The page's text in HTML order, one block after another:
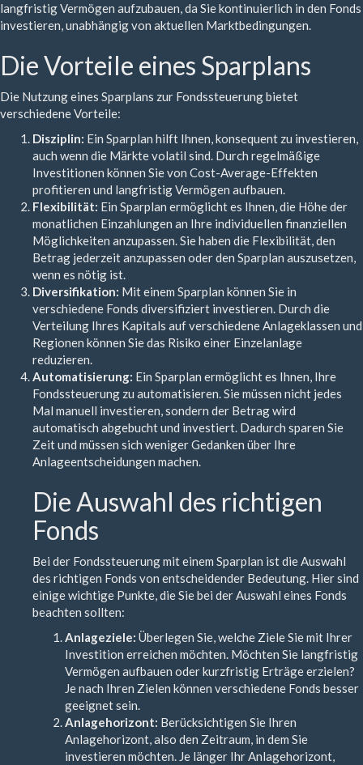
langfristig Vermögen aufzubauen, da Sie kontinuierlich in den Fonds
investieren, unabhängig von aktuellen Marktbedingungen.
Die Vorteile eines Sparplans
Die Nutzung eines Sparplans zur Fondssteuerung bietet
verschiedene Vorteile:
Disziplin: Ein Sparplan hilft Ihnen, konsequent zu investieren,
auch wenn die Märkte volatil sind. Durch regelmäßige
Investitionen können Sie von Cost-Average-Effekten
profitieren und langfristig Vermögen aufbauen.
Flexibilität: Ein Sparplan ermöglicht es Ihnen, die Höhe der
monatlichen Einzahlungen an Ihre individuellen finanziellen
Möglichkeiten anzupassen. Sie haben die Flexibilität, den
Betrag jederzeit anzupassen oder den Sparplan auszusetzen,
wenn es nötig ist.
Diversifikation: Mit einem Sparplan können Sie in
verschiedene Fonds diversifiziert investieren. Durch die
Verteilung Ihres Kapitals auf verschiedene Anlageklassen und
Regionen können Sie das Risiko einer Einzelanlage
reduzieren.
Automatisierung: Ein Sparplan ermöglicht es Ihnen, Ihre
Fondssteuerung zu automatisieren. Sie müssen nicht jedes
Mal manuell investieren, sondern der Betrag wird
automatisch abgebucht und investiert. Dadurch sparen Sie
Zeit und müssen sich weniger Gedanken über Ihre
Anlageentscheidungen machen.
Die Auswahl des richtigen
Fonds
Bei der Fondssteuerung mit einem Sparplan ist die Auswahl
des richtigen Fonds von entscheidender Bedeutung. Hier sind
einige wichtige Punkte, die Sie bei der Auswahl eines Fonds
beachten sollten:
Anlageziele: Überlegen Sie, welche Ziele Sie mit Ihrer
Investition erreichen möchten. Möchten Sie langfristig
Vermögen aufbauen oder kurzfristig Erträge erzielen?
Je nach Ihren Zielen können verschiedene Fonds besser
geeignet sein.
Anlagehorizont: Berücksichtigen Sie Ihren
Anlagehorizont, also den Zeitraum, in dem Sie
investieren möchten. Je länger Ihr Anlagehorizont,